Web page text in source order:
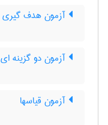
آزمون هدف گیری
آزمون دو گزینه ای
آزمون قیاسها